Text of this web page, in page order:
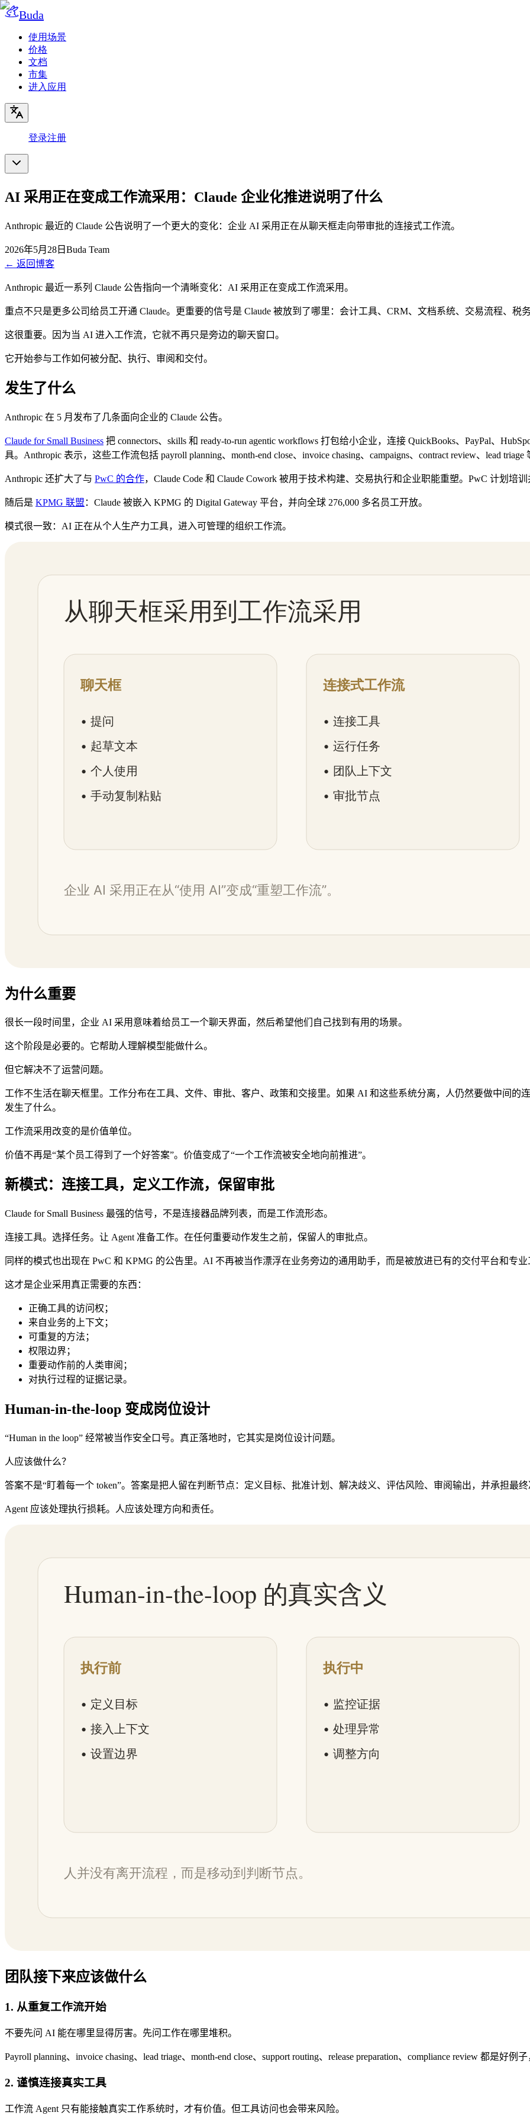
Buda
使用场景
价格
文档
市集
进入应用
登录注册
AI 采用正在变成工作流采用：Claude 企业化推进说明了什么
Anthropic 最近的 Claude 公告说明了一个更大的变化：企业 AI 采用正在从聊天框走向带审批的连接式工作流。
2026年5月28日 Buda Team
← 返回博客
Anthropic 最近一系列 Claude 公告指向一个清晰变化：AI 采用正在变成工作流采用。
重点不只是更多公司给员工开通 Claude。更重要的信号是 Claude 被放到了哪里：会计工具、CRM、文档系统、交易流程、税
这很重要。因为当 AI 进入工作流，它就不再只是旁边的聊天窗口。
它开始参与工作如何被分配、执行、审阅和交付。
发生了什么
Anthropic 在 5 月发布了几条面向企业的 Claude 公告。
Claude for Small Business 把 connectors、skills 和 ready-to-run agentic workflows 打包给小企业，连接 QuickBooks、PayPal、
具。Anthropic 表示，这些工作流包括 payroll planning、month-end close、invoice chasing、campaigns、contract review、lead
Anthropic 还扩大了与 PwC 的合作，Claude Code 和 Claude Cowork 被用于技术构建、交易执行和企业职能重塑。PwC 计划培
随后是 KPMG 联盟 ：Claude 被嵌入 KPMG 的 Digital Gateway 平台，并向全球 276,000 多名员工开放。
模式很一致：AI 正在从个人生产力工具，进入可管理的组织工作流。
为什么重要
很长一段时间里，企业 AI 采用意味着给员工一个聊天界面，然后希望他们自己找到有用的场景。
这个阶段是必要的。它帮助人理解模型能做什么。
但它解决不了运营问题。
工作不生活在聊天框里。工作分布在工具、文件、审批、客户、政策和交接里。如果 AI 和这些系统分离，人仍然要做中间的
发生了什么。
工作流采用改变的是价值单位。
价值不再是“某个员工得到了一个好答案”。价值变成了“一个工作流被安全地向前推进”。
新模式：连接工具，定义工作流，保留审批
Claude for Small Business 最强的信号，不是连接器品牌列表，而是工作流形态。
连接工具。选择任务。让 Agent 准备工作。在任何重要动作发生之前，保留人的审批点。
同样的模式也出现在 PwC 和 KPMG 的公告里。AI 不再被当作漂浮在业务旁边的通用助手，而是被放进已有的交付平台和专
这才是企业采用真正需要的东西：
正确工具的访问权；
来自业务的上下文；
可重复的方法；
权限边界；
重要动作前的人类审阅；
对执行过程的证据记录。
Human-in-the-loop 变成岗位设计
“Human in the loop” 经常被当作安全口号。真正落地时，它其实是岗位设计问题。
人应该做什么？
答案不是“盯着每一个 token”。答案是把人留在判断节点：定义目标、批准计划、解决歧义、评估风险、审阅输出，并承担最
Agent 应该处理执行损耗。人应该处理方向和责任。
团队接下来应该做什么
1. 从重复工作流开始
不要先问 AI 能在哪里显得厉害。先问工作在哪里堆积。
Payroll planning、invoice chasing、lead triage、month-end close、support routing、release preparation、compliance review 都是
2. 谨慎连接真实工具
工作流 Agent 只有能接触真实工作系统时，才有价值。但工具访问也会带来风险。